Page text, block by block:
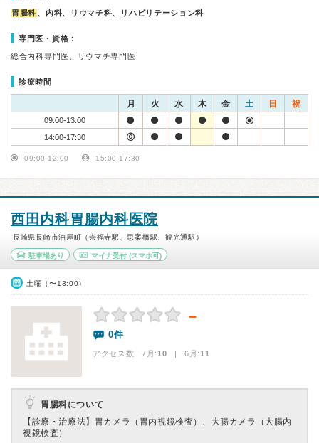
胃腸科 、内科、リウマチ科、リハビリテーション科
専門医・資格：
総合内科専門医、リウマチ専門医
診療時間
月 火 水 木 金 土 日 祝
09:00-13:00
14:00-17:30
09:00-12:00 15:00-17:30
西田内科胃腸内科医院
長崎県長崎市油屋町（崇福寺駅、思案橋駅、観光通駅）
駐車場あり マイナ受付(スマホ可)
土曜（〜13:00）
－
0件
アクセス数 7月:10 | 6月:11
胃腸科について
【診療・治療法】 胃カメラ（胃内視鏡検査）、大腸カメラ（大腸内
視鏡検査）